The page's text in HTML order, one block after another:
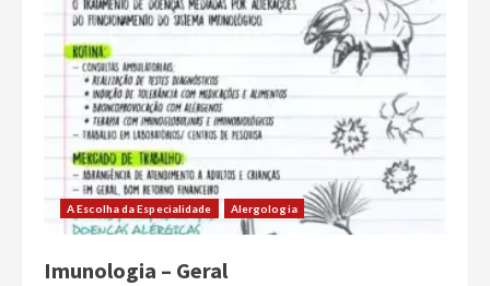
A Escolha da Especialidade Alergologia
Imunologia – Geral